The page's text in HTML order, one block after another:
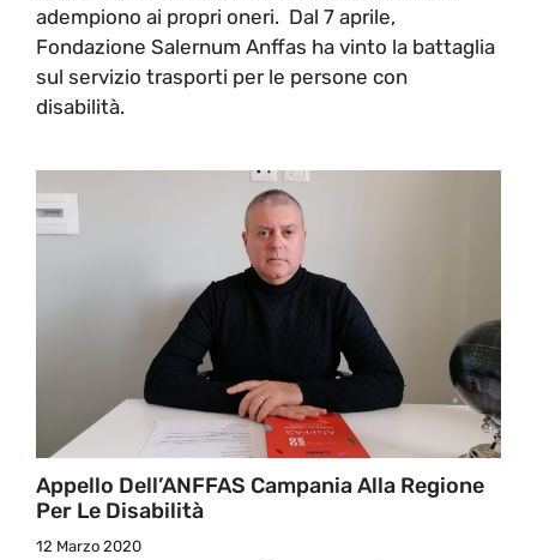
adempiono ai propri oneri. Dal 7 aprile,
Fondazione Salernum Anffas ha vinto la battaglia
sul servizio trasporti per le persone con
disabilità.
Appello Dell’ANFFAS Campania Alla Regione
Per Le Disabilità
12 Marzo 2020